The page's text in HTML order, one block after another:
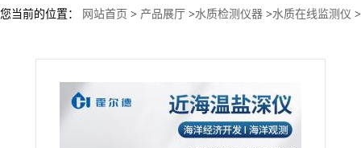
您当前的位置： 网站首页 > 产品展厅 >水质检测仪器 >水质在线监测仪 >